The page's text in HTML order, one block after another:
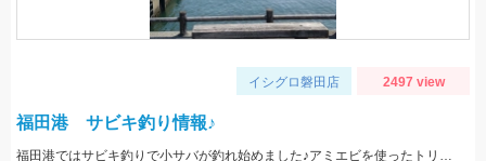
イシグロ磐田店 2497 view
福田港 サビキ釣り情報♪
福田港ではサビキ釣りで小サバが釣れ始めました♪アミエビを使ったトリック釣り、釣れていた方で２０匹程の釣果でした。